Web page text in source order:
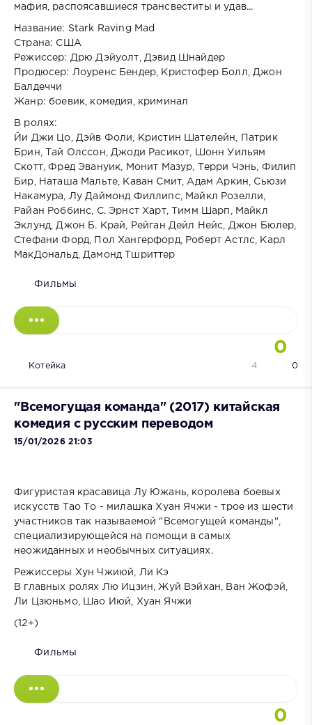
мафия, распоясавшиеся трансвеститы и удав...
Название: Stark Raving Mad
Страна: США
Режиссер: Дрю Дэйуолт, Дэвид Шнайдер
Продюсер: Лоуренс Бендер, Кристофер Болл, Джон
Балдеччи
Жанр: боевик, комедия, криминал
В ролях:
Йи Джи Цо, Дэйв Фоли, Кристин Шателейн, Патрик
Брин, Тай Олссон, Джоди Расикот, Шонн Уильям
Скотт, Фред Эвануик, Монит Мазур, Терри Чэнь, Филип
Бир, Наташа Мальте, Каван Смит, Адам Аркин, Сьюзи
Накамура, Лу Даймонд Филлипс, Майкл Розелли,
Райан Роббинс, С. Эрнст Харт, Тимм Шарп, Майкл
Эклунд, Джон Б. Край, Рейган Дейл Нейс, Джон Бюлер,
Стефани Форд, Пол Хангерфорд, Роберт Астлс, Карл
МакДональд, Дамонд Тшриттер
Фильмы
0
Котейка 0
4
"Всемогущая команда" (2017) китайская
комедия с русским переводом
15/01/2026 21:03
Фигуристая красавица Лу Южань, королева боевых
искусств Тао То - милашка Хуан Ячжи - трое из шести
участников так называемой "Всемогущей команды",
специализирующейся на помощи в самых
неожиданных и необычных ситуациях.
Режиссеры Хун Чжиюй, Ли Кэ
В главных ролях Лю Ицзин, Жуй Вэйхан, Ван Жофэй,
Ли Цзюньмо, Шао Июй, Хуан Ячжи
(12+)
Фильмы
0